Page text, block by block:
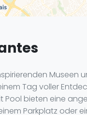
Tag voller
Pool bieten eine
Parkplatz oder